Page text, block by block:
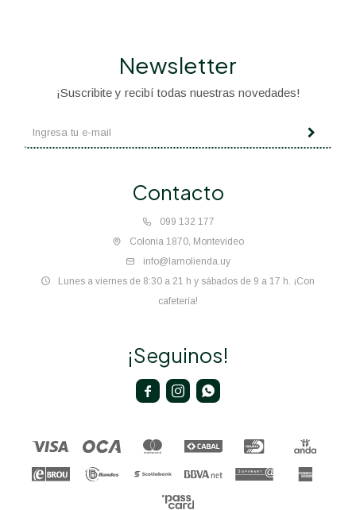
Contacto
099 132 177
Colonia 1870, Montevideo
info@lamolienda.uy
Lunes a viernes de 8:30 a 21 h y sábados de 9 a 17 h. ¡Con
cafetería!
Newsletter
¡Suscribite y recibí todas nuestras novedades!
¡Seguinos!
  